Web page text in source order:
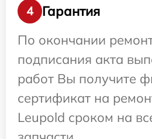
4
Гарантия
По окончании
подписания акта
работ Вы получите
сертификат на
Leupold сроком на